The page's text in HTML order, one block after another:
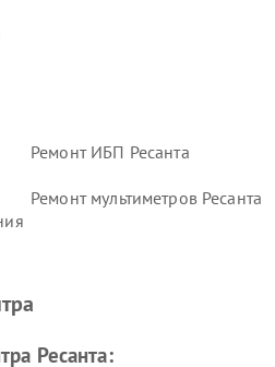
Ремонт ИБП Ресанта
Ремонт мультиметров Ресанта
Ресанта: